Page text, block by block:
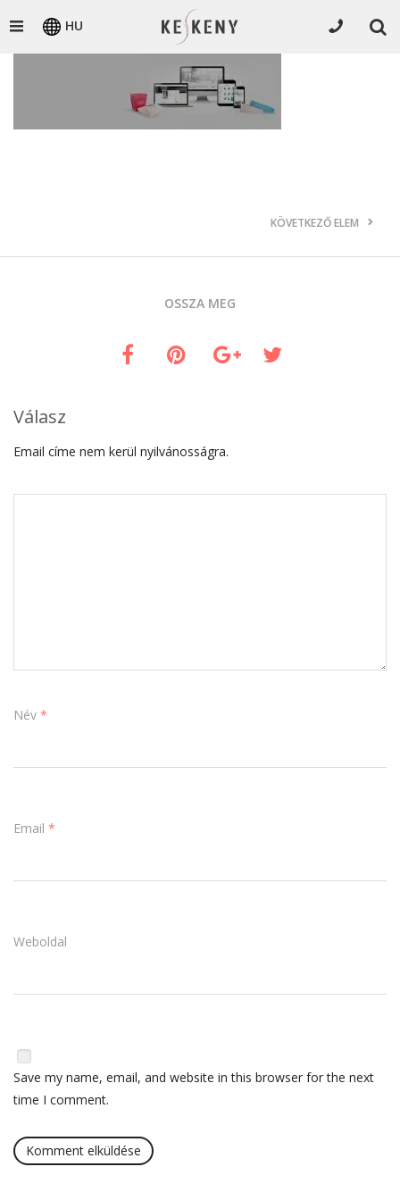
HU
KÖVETKEZŐ ELEM
OSSZA MEG
Válasz
Email címe nem kerül nyilvánosságra.
Név *
Email *
Weboldal
Save my name, email, and website in this browser for the next
time I comment.